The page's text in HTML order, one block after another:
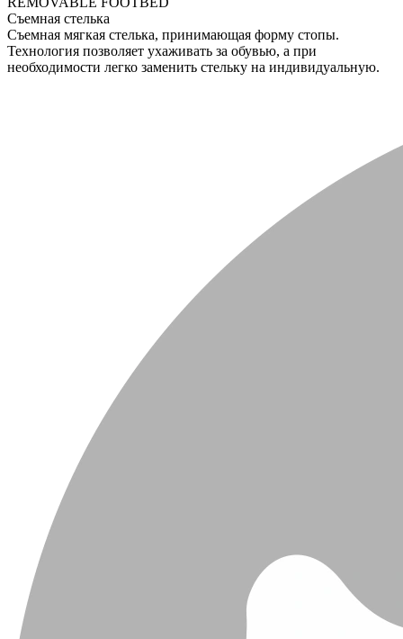
Съемная стелька
Съемная мягкая стелька, принимающая форму стопы.
Технология позволяет ухаживать за обувью, а при
необходимости легко заменить стельку на индивидуальную.